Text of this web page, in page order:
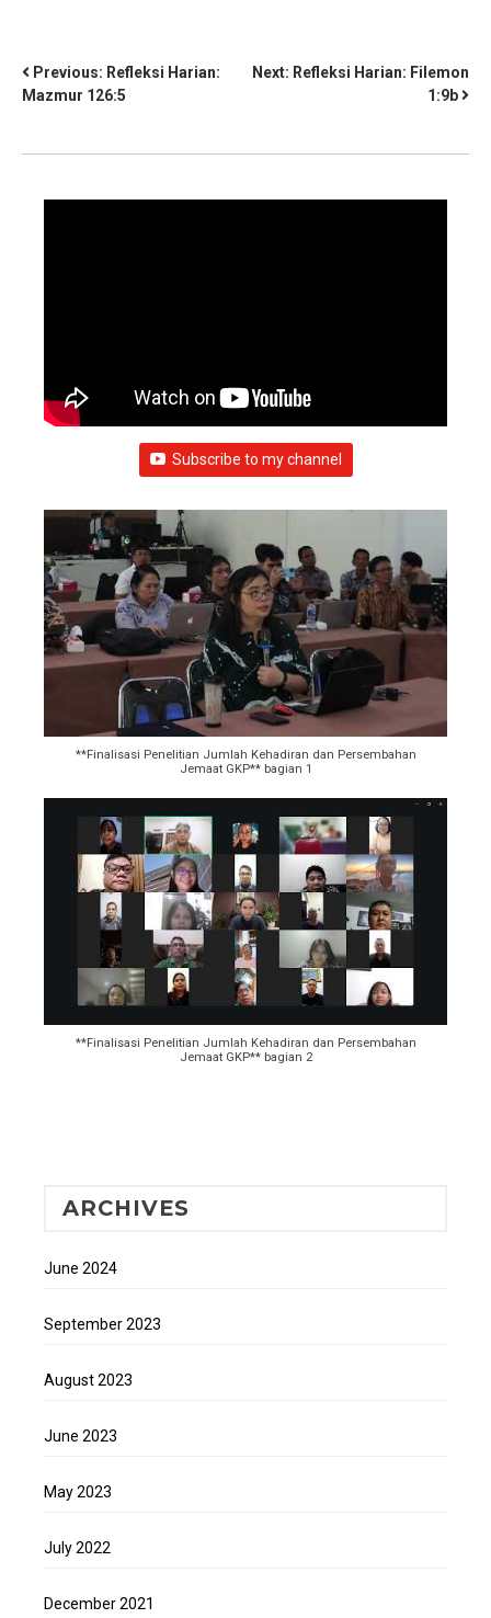
Previous: Refleksi Harian:
Mazmur 126:5
Next: Refleksi Harian: Filemon
1:9b
Subscribe to my channel
**Finalisasi Penelitian Jumlah Kehadiran dan Persembahan
Jemaat GKP** bagian 1
**Finalisasi Penelitian Jumlah Kehadiran dan Persembahan
Jemaat GKP** bagian 2
ARCHIVES
June 2024
September 2023
August 2023
June 2023
May 2023
July 2022
December 2021